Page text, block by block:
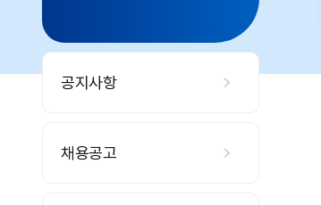
공지사항
채용공고